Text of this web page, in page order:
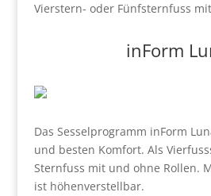
Vierstern- oder Fünfsternfuss
inForm
Das Sesselprogramm inForm
und besten Komfort. Als
Sternfuss mit und ohne Rollen.
ist höhenverstellbar.